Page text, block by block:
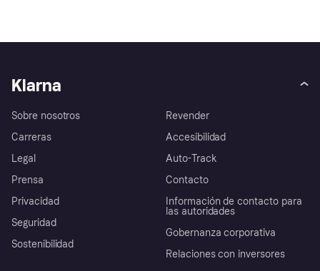
Klarna
Sobre nosotros
Carreras
Legal
Prensa
Privacidad
Seguridad
Sostenibilidad
Revender
Accesibilidad
Auto-Track
Contacto
Información de contacto para
las autoridades
Gobernanza corporativa
Relaciones con inversores